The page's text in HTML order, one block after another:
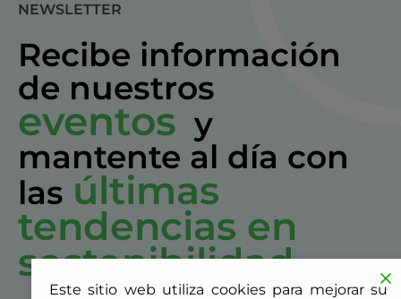
NEWSLETTER
Recibe información
de nuestros
eventos y
mantente al día con
las últimas
tendencias en
sostenibilidad
Este sitio web utiliza cookies para mejorar su